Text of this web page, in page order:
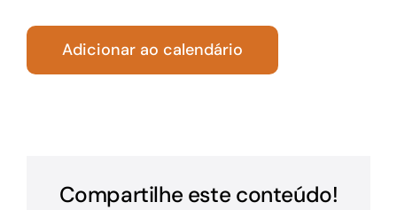
Adicionar ao calendário
Compartilhe este conteúdo!